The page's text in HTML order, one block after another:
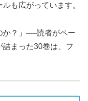
も広がっています。
か？」──読者がペー
まった30巻は、フ